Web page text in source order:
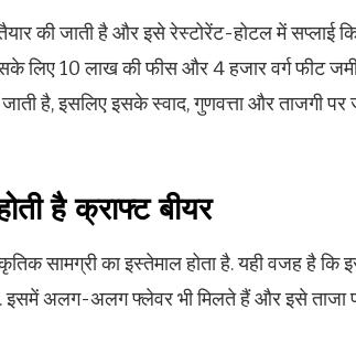
की जाती है और इसे रेस्टोरेंट-होटल में सप्लाई
लिए 10 लाख की फीस और 4 हजार वर्ग फीट
है, इसलिए इसके स्वाद, गुणवत्ता और ताजगी पर
है क्राफ्ट बीयर
सामग्री का इस्तेमाल होता है. यही वजह है कि
इसमें अलग-अलग फ्लेवर भी मिलते हैं और इसे ताजा